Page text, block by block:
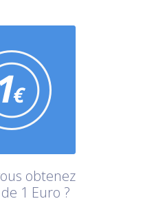
obtenez
1 Euro ?